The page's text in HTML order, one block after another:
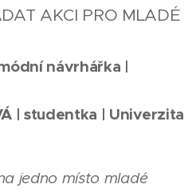
AKCI PRO MLADÉ
návrhářka |
| studentka | Univerzita
jedno místo mladé